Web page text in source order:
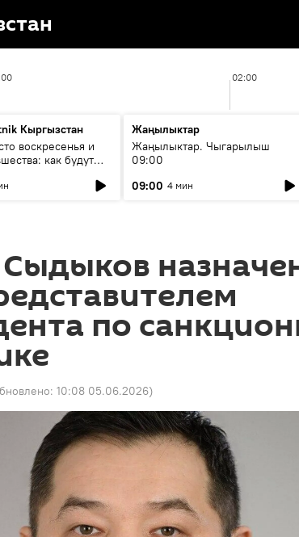
02:00
Кыргызстан
воскресенья и
как будут
Жаңылыктар
Жаңылыктар. Чыгарылыш
09:00
09:00 4 мин
по
10:08 05.06.2026)